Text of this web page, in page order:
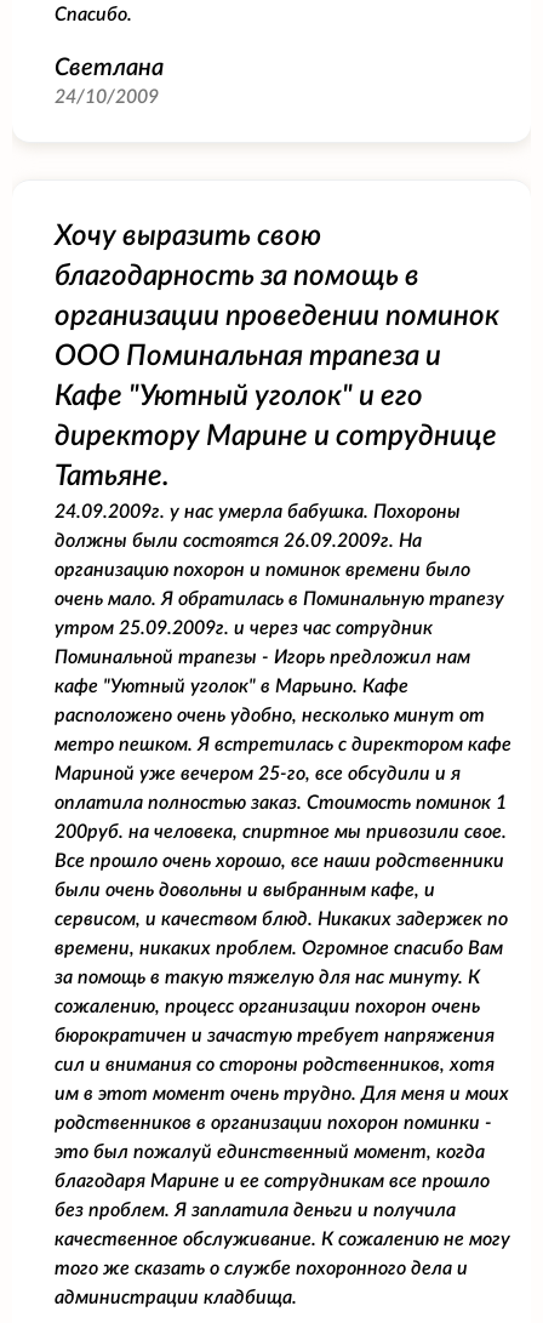
Спасибо.
Светлана
24/10/2009
Хочу выразить свою
благодарность за помощь в
организации проведении поминок
ООО Поминальная трапеза и
Кафе "Уютный уголок" и его
директору Марине и сотруднице
Татьяне.
24.09.2009г. у нас умерла бабушка. Похороны
должны были состоятся 26.09.2009г. На
организацию похорон и поминок времени было
очень мало. Я обратилась в Поминальную трапезу
утром 25.09.2009г. и через час сотрудник
Поминальной трапезы - Игорь предложил нам
кафе "Уютный уголок" в Марьино. Кафе
расположено очень удобно, несколько минут от
метро пешком. Я встретилась с директором кафе
Мариной уже вечером 25-го, все обсудили и я
оплатила полностью заказ. Стоимость поминок 1
200руб. на человека, спиртное мы привозили свое.
Все прошло очень хорошо, все наши родственники
были очень довольны и выбранным кафе, и
сервисом, и качеством блюд. Никаких задержек по
времени, никаких проблем. Огромное спасибо Вам
за помощь в такую тяжелую для нас минуту. К
сожалению, процесс организации похорон очень
бюрократичен и зачастую требует напряжения
сил и внимания со стороны родственников, хотя
им в этот момент очень трудно. Для меня и моих
родственников в организации похорон поминки -
это был пожалуй единственный момент, когда
благодаря Марине и ее сотрудникам все прошло
без проблем. Я заплатила деньги и получила
качественное обслуживание. К сожалению не могу
того же сказать о службе похоронного дела и
администрации кладбища.